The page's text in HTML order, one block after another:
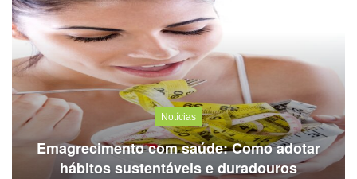
Notícias
Emagrecimento com saúde: Como adotar
hábitos sustentáveis e duradouros